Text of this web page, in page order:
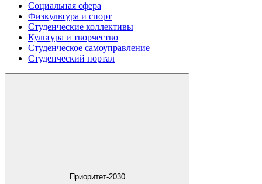
Социальная сфера
Физкультура и спорт
Студенческие коллективы
Культура и творчество
Студенческое самоуправление
Студенческий портал
Приоритет-2030